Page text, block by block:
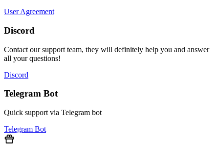
User Agreement
Discord
Contact our support team, they will definitely help you and answer
all your questions!
Discord
Telegram Bot
Quick support via Telegram bot
Telegram Bot